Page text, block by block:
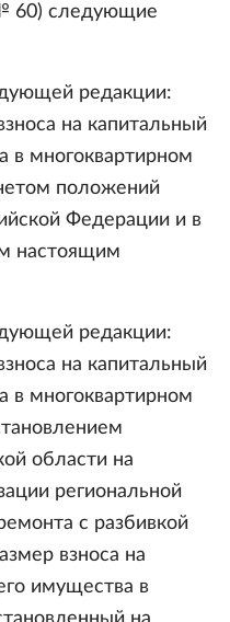
60) следующие
редакции:
на капитальный
в многоквартирном
положений
Федерации и в
настоящим
редакции:
на капитальный
в многоквартирном
области на
региональной
с разбивкой
взноса на
имущества в